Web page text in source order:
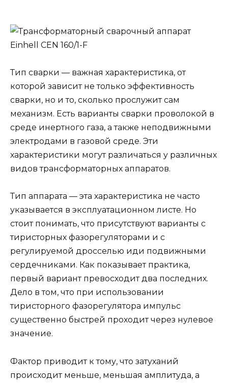
Тип сварки — важная характеристика, от
которой зависит не только эффективность
сварки, но и то, сколько прослужит сам
механизм. Есть варианты сварки проволокой в
среде инертного газа, а также неподвижными
электродами в газовой среде. Эти
характеристики могут различаться у различных
видов трансформаторных аппаратов.
Тип аппарата — эта характеристика не часто
указывается в эксплуатационном листе. Но
стоит понимать, что присутствуют варианты с
тиристорных фазорегуляторами и с
регулируемой дросселью иди подвижными
сердечниками. Как показывает практика,
первый вариант превосходит два последних.
Дело в том, что при использовании
тиристорного фазорегулятора импульс
существенно быстрей проходит через нулевое
значение.
Фактор приводит к тому, что затуханий
происходит меньше, меньшая амплитуда, а